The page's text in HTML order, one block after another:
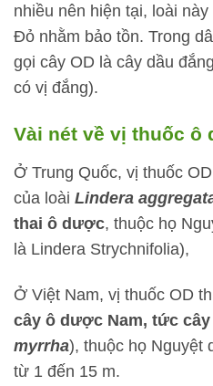
nhiều nên hiện tại, loài
Đỏ nhằm bảo tồn. Trong
gọi cây OD là cây dầu
có vị đắng).
Vài nét về vị thuốc ô
Ở Trung Quốc, vị thuốc OD
của loài Lindera
thai ô dược, thuộc họ
là Lindera Strychnifolia),
Ở Việt Nam, vị thuốc OD
cây ô dược Nam, tức cây
myrrha), thuộc họ Nguyệt
từ 1 đến 15 m.